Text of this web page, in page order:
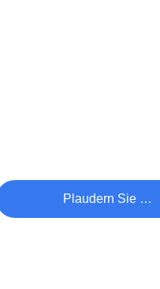
Plaudern Sie Jetzt